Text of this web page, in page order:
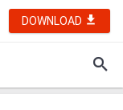
DOWNLOAD